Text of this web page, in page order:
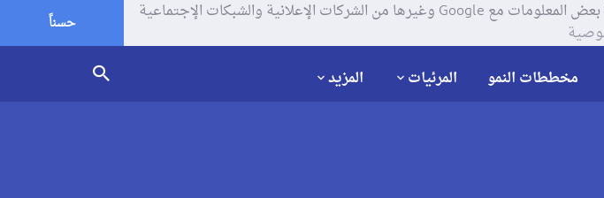
يستخدم موقعنا ملفات تعريف الإرتباط (الكوكيز) لتحليل زياراتك وإستخدامك للموقع و تتم مشاركة بعض المعلومات مع Google وغيرها من الشركات الإعلانية والشبكات الإجتماعية
حسناً
مخططات النمو المرئيات المزيد